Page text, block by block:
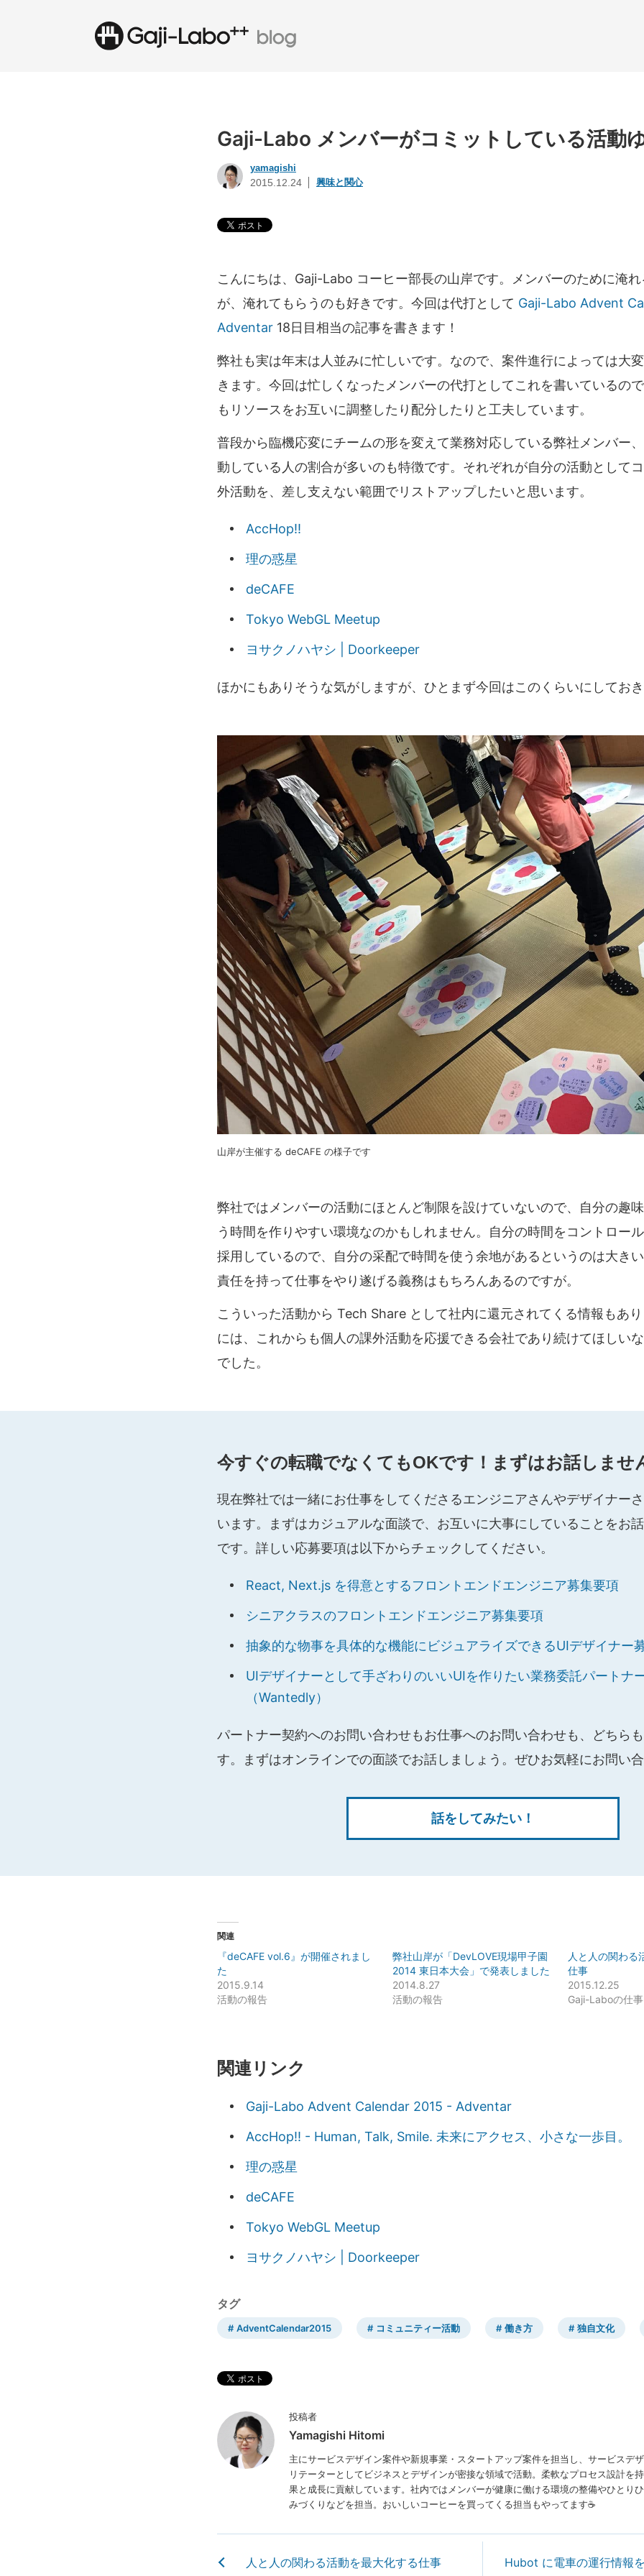
Gaji-Labo メンバーがコミットしている活動
yamagishi
2015.12.24 興味と関心
こんにちは、Gaji-Labo コーヒー部長の山岸です。メンバーのために淹
が、淹れてもらうのも好きです。今回は代打として Gaji-Labo Advent
Adventar 18日目相当の記事を書きます！
弊社も実は年末は人並みに忙しいです。なので、案件進行によっては大
きます。今回は忙しくなったメンバーの代打としてこれを書いているの
もリソースをお互いに調整したり配分したりと工夫しています。
普段から臨機応変にチームの形を変えて業務対応している弊社メンバー
動している人の割合が多いのも特徴です。それぞれが自分の活動として
外活動を、差し支えない範囲でリストアップしたいと思います。
AccHop!!
理の惑星
deCAFE
Tokyo WebGL Meetup
ヨサクノハヤシ | Doorkeeper
ほかにもありそうな気がしますが、ひとまず今回はこのくらいにしてお
山岸が主催する deCAFE の様子です
弊社ではメンバーの活動にほとんど制限を設けていないので、自分の趣
う時間を作りやすい環境なのかもしれません。自分の時間をコントロー
採用しているので、自分の采配で時間を使う余地があるというのは大き
責任を持って仕事をやり遂げる義務はもちろんあるのですが。
こういった活動から Tech Share として社内に還元されてくる情報もあ
には、これからも個人の課外活動を応援できる会社であり続けてほしい
でした。
今すぐの転職でなくてもOKです！まずはお話しませ
現在弊社では一緒にお仕事をしてくださるエンジニアさんやデザイナー
います。まずはカジュアルな面談で、お互いに大事にしていることをお
です。詳しい応募要項は以下からチェックしてください。
React, Next.js を得意とするフロントエンドエンジニア募集要項
シニアクラスのフロントエンドエンジニア募集要項
抽象的な物事を具体的な機能にビジュアライズできるUIデザイナー
UIデザイナーとして手ざわりのいいUIを作りたい業務委託パートナ
（Wantedly）
パートナー契約へのお問い合わせもお仕事へのお問い合わせも、どちら
す。まずはオンラインでの面談でお話しましょう。ぜひお気軽にお問い
話をしてみたい！
関連
『deCAFE vol.6』が開催されまし
た
2015.9.14
活動の報告
弊社山岸が「DevLOVE現場甲子園
2014 東日本大会」で発表しました
2014.8.27
活動の報告
人と人の関わる
仕事
2015.12.25
Gaji-Laboの仕事
関連リンク
Gaji-Labo Advent Calendar 2015 - Adventar
AccHop!! - Human, Talk, Smile. 未来にアクセス、小さな一歩目。
理の惑星
deCAFE
Tokyo WebGL Meetup
ヨサクノハヤシ | Doorkeeper
タグ
AdventCalendar2015 コミュニティー活動 働き方 独自文化
投稿者
Yamagishi Hitomi
主にサービスデザイン案件や新規事業・スタートアップ案件を担当し、サービスデ
リテーターとしてビジネスとデザインが密接な領域で活動。柔軟なプロセス設計を
果と成長に貢献しています。社内ではメンバーが健康に働ける環境の整備やひとり
みづくりなどを担当。おいしいコーヒーを買ってくる担当もやってます☕
人と人の関わる活動を最大化する仕事 Hubot に電車の運行情報